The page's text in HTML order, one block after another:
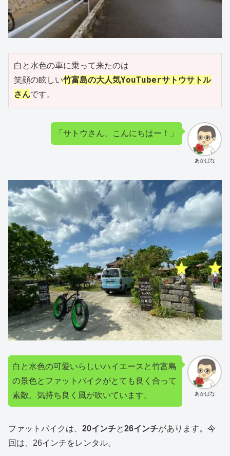
白と水色の車に乗って来たのは
笑顔の眩しい竹富島の大人気YouTuberサトウサトル
さんです。
あかばな
「サトウさん、こんにちはー！」
あかばな
白と水色の可愛いらしいハイエースと竹富島
の景色とファットバイクがとても良く合って
素敵。気持ち良く風が吹いています。
ファットバイクは、 20インチと26インチがあります。今
回は、26インチをレンタル。